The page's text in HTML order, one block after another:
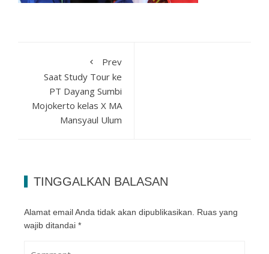
Prev
Saat Study Tour ke
PT Dayang Sumbi
Mojokerto kelas X MA
Mansyaul Ulum
TINGGALKAN BALASAN
Alamat email Anda tidak akan dipublikasikan. Ruas yang
wajib ditandai *